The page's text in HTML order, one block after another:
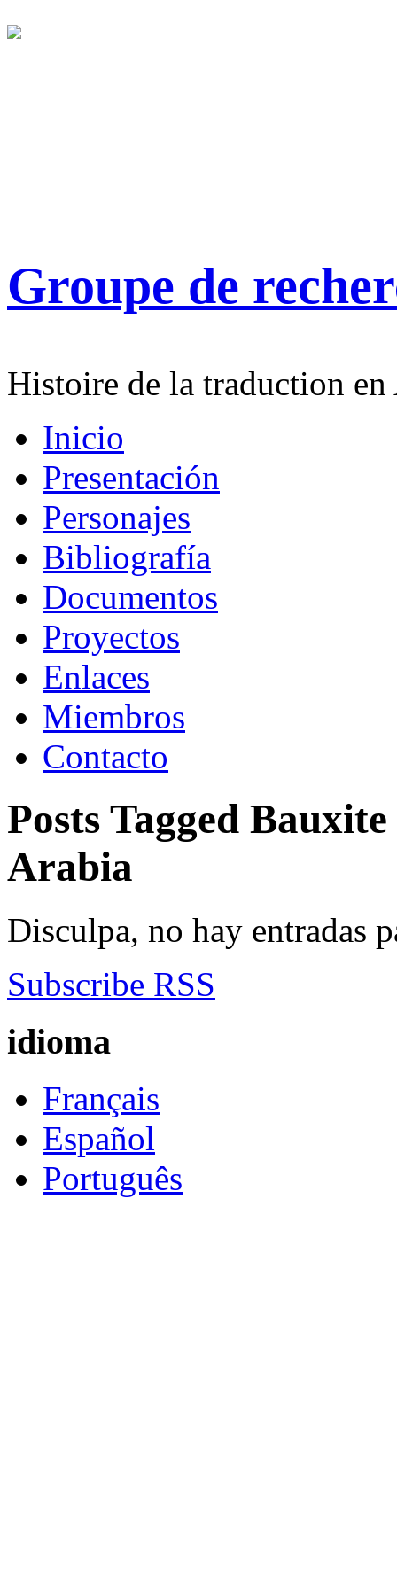
Groupe de
Histoire de la traduction
Inicio
Presentación
Personajes
Bibliografía
Documentos
Proyectos
Enlaces
Miembros
Contacto
Posts Tagged
Arabia
Disculpa, no hay entradas
Subscribe RSS
idioma
Français
Español
Português